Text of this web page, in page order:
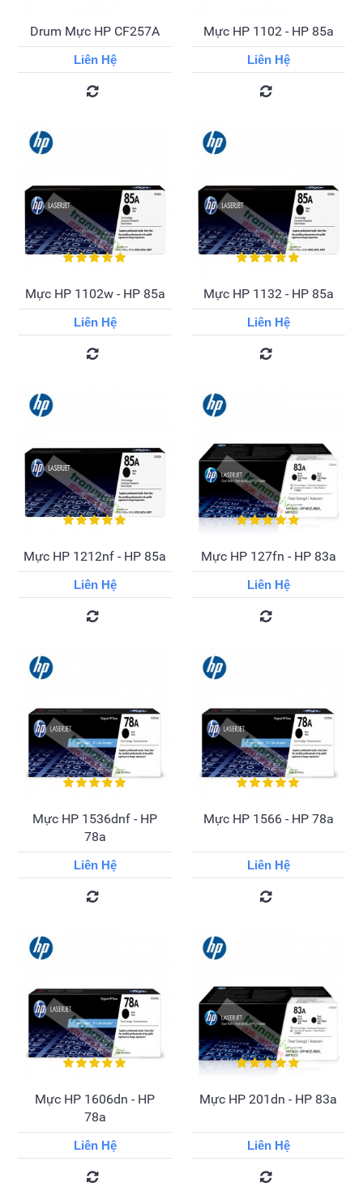
Drum Mực HP CF257A
Liên Hệ
Mực HP 1102 - HP 85a
Liên Hệ
Mực HP 1102w - HP 85a
Liên Hệ
Mực HP 1132 - HP 85a
Liên Hệ
Mực HP 1212nf - HP 85a
Liên Hệ
Mực HP 127fn - HP 83a
Liên Hệ
Mực HP 1536dnf - HP
78a
Liên Hệ
Mực HP 1566 - HP 78a
Liên Hệ
Mực HP 1606dn - HP
78a
Liên Hệ
Mực HP 201dn - HP 83a
Liên Hệ